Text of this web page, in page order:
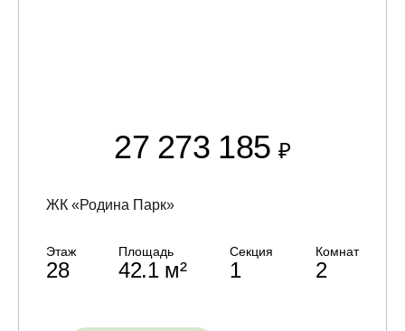
27 273 185₽
ЖК «Родина Парк»
Этаж
28
Площадь
42.1 м²
Секция
1
Комнат
2